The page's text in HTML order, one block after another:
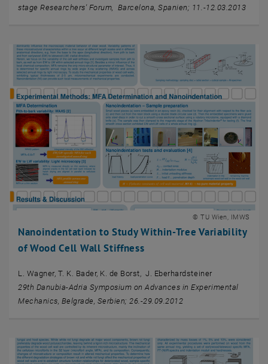
stage Researchers' Forum, Barcelona, Spanien; 11.-12.03.2013
Nanoindentation to Study Within-Tree Variability
of Wood Cell Wall Stiffness
© TU Wien, IMWS
L. Wagner, T. K. Bader, K. de Borst, J. Eberhardsteiner
29th Danubia-Adria Symposium on Advances in Experimental
Mechanics, Belgrade, Serbien; 26.-29.09.2012